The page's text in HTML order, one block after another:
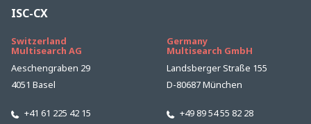
Multisearch AG
Aeschengraben 29
Multisearch GmbH
Landsberger Straße 155